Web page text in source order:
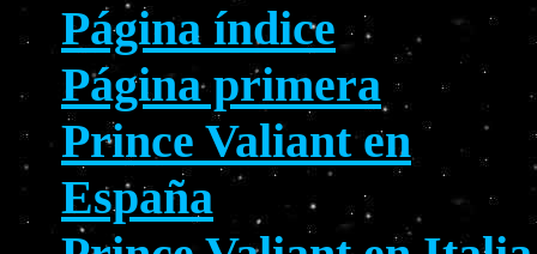
Página índice
Página primera
Prince Valiant en
España